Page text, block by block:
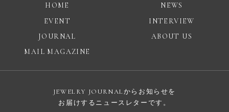
HOME
NEWS
EVENT
INTERVIEW
JOURNAL
ABOUT US
MAIL MAGAZINE
JEWELRY JOURNALからお知らせを
お届けするニュースレターです。